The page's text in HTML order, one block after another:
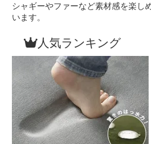
シャギーやファーなど素材感を楽し
います。
人気ランキング